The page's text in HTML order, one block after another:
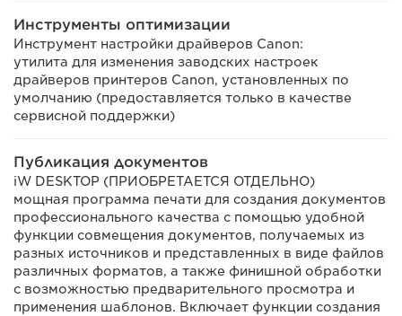
Инструменты оптимизации
Инструмент настройки драйверов Canon:
утилита для изменения заводских настроек
драйверов принтеров Canon, установленных по
умолчанию (предоставляется только в качестве
сервисной поддержки)
Публикация документов
iW DESKTOP (ПРИОБРЕТАЕТСЯ ОТДЕЛЬНО)
мощная программа печати для создания документов
профессионального качества с помощью удобной
функции совмещения документов, получаемых из
разных источников и представленных в виде файлов
различных форматов, а также финишной обработки
с возможностью предварительного просмотра и
применения шаблонов. Включает функции создания